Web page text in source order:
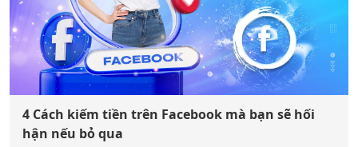
4 Cách kiếm tiền trên Facebook mà bạn sẽ hối
hận nếu bỏ qua